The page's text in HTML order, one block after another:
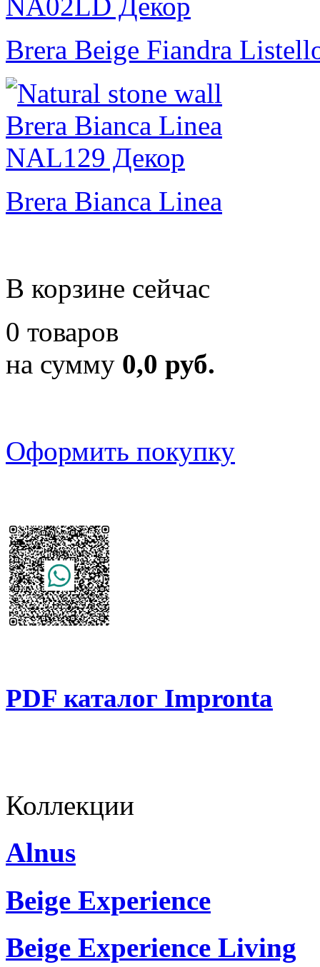
Brera Beige Fiandra
Brera Bianca Linea
В корзине сейчас
0 товаров
на сумму 0,0 руб.
Оформить покупку
PDF каталог Impronta
Коллекции
Alnus
Beige Experience
Beige Experience Living